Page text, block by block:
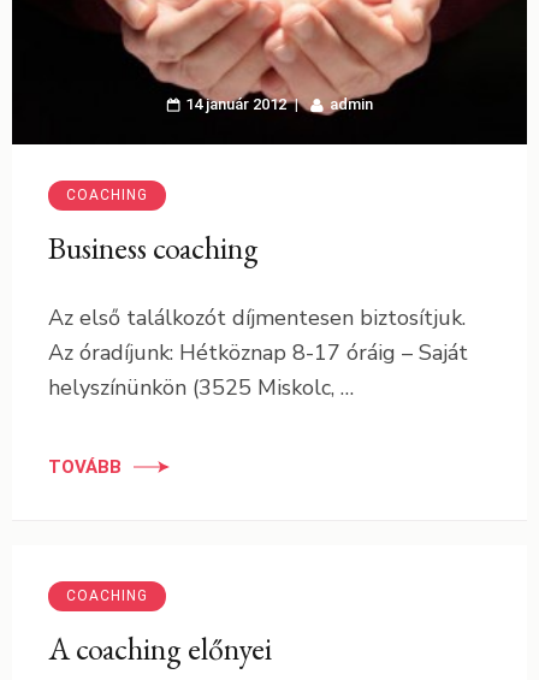
14 január 2012 admin
COACHING
Business coaching
Az első találkozót díjmentesen biztosítjuk.
Az óradíjunk: Hétköznap 8-17 óráig – Saját
helyszínünkön (3525 Miskolc, …
TOVÁBB
COACHING
A coaching előnyei